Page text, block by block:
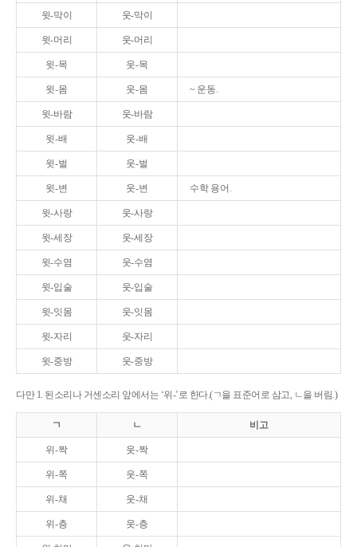
윗-막이 웃-막이
윗-머리 웃-머리
윗-목 웃-목
윗-몸 웃-몸 ~ 운동.
윗-바람 웃-바람
윗-배 웃-배
윗-벌 웃-벌
윗-변 웃-변 수학 용어.
윗-사랑 웃-사랑
윗-세장 웃-세장
윗-수염 웃-수염
윗-입술 웃-입술
윗-잇몸 웃-잇몸
윗-자리 웃-자리
윗-중방 웃-중방
다만 1. 된소리나 거센소리 앞에서는 ‘위-’로 한다.(ㄱ을 표준어로 삼고, ㄴ을 버림.)
ㄱ ㄴ 비고
위-짝 웃-짝
위-쪽 웃-쪽
위-채 웃-채
위-층 웃-층